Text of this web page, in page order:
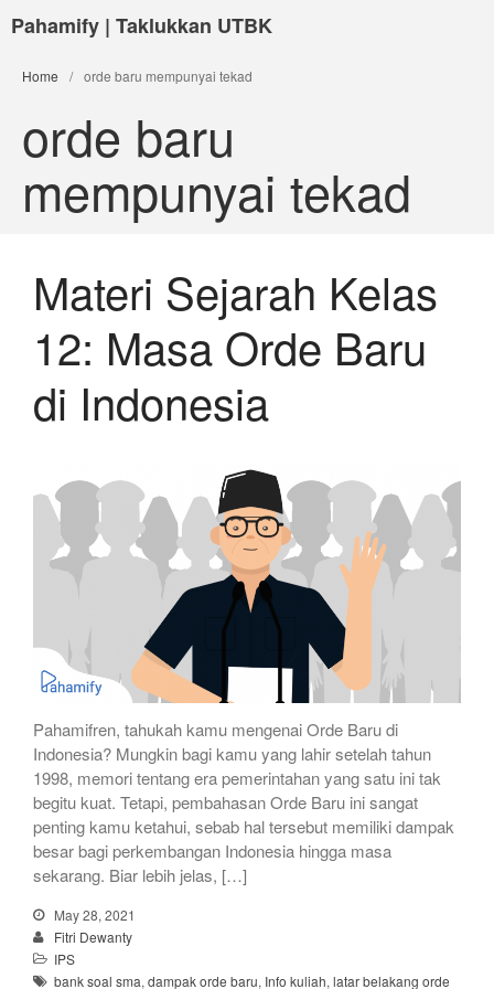
Pahamify | Taklukkan UTBK
Home / orde baru mempunyai tekad
orde baru
mempunyai tekad
Materi Sejarah Kelas
12: Masa Orde Baru
di Indonesia
Pahamifren, tahukah kamu mengenai Orde Baru di
Indonesia? Mungkin bagi kamu yang lahir setelah tahun
1998, memori tentang era pemerintahan yang satu ini tak
begitu kuat. Tetapi, pembahasan Orde Baru ini sangat
penting kamu ketahui, sebab hal tersebut memiliki dampak
besar bagi perkembangan Indonesia hingga masa
sekarang. Biar lebih jelas, […]
May 28, 2021
Fitri Dewanty
IPS
bank soal sma, dampak orde baru, Info kuliah, latar belakang orde